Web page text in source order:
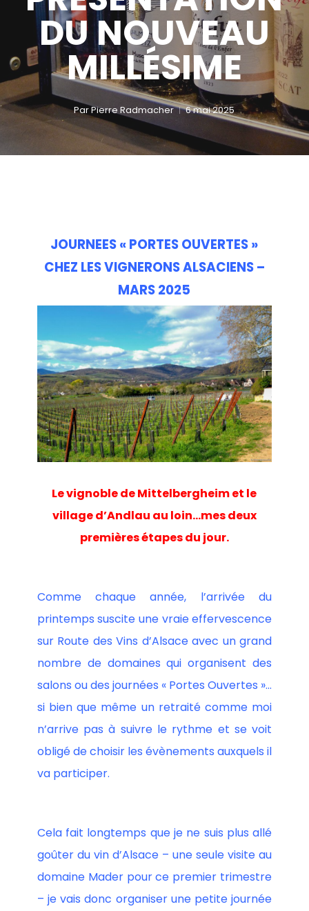
DU NOUVEAU
MILLÉSIME
ParPierre Radmacher 6 mai 2025
JOURNEES « PORTES OUVERTES »
CHEZ LES VIGNERONS ALSACIENS –
MARS 2025
Le vignoble de Mittelbergheim et le
village d’Andlau au loin…mes deux
premières étapes du jour.
Comme chaque année, l’arrivée du
printemps suscite une vraie effervescence
sur Route des Vins d’Alsace avec un grand
nombre de domaines qui organisent des
salons ou des journées « Portes Ouvertes »…
si bien que même un retraité comme moi
n’arrive pas à suivre le rythme et se voit
obligé de choisir les évènements auxquels il
va participer.
Cela fait longtemps que je ne suis plus allé
goûter du vin d’Alsace – une seule visite au
domaine Mader pour ce premier trimestre
– je vais donc organiser une petite journée